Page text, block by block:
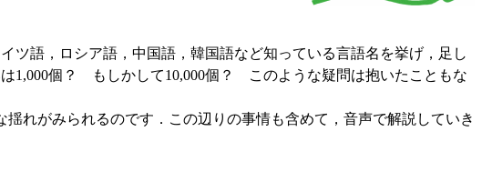
語，ロシア語，中国語，韓国語など知っている言語名を挙げ，足し
1,000個？ もしかして10,000個？ このような疑問は抱いたこともな
れがみられるのです．この辺りの事情も含めて，音声で解説していき